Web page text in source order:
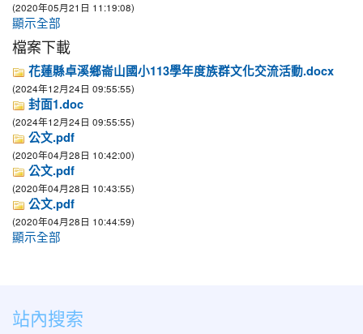
(2020年05月21日 11:19:08)
顯示全部
檔案下載
花蓮縣卓溪鄉崙山國小113學年度族群文化交流活動.docx
(2024年12月24日 09:55:55)
封面1.doc
(2024年12月24日 09:55:55)
公文.pdf
(2020年04月28日 10:42:00)
公文.pdf
(2020年04月28日 10:43:55)
公文.pdf
(2020年04月28日 10:44:59)
顯示全部
站內搜索